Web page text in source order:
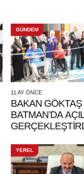
GÜNDEM
11 AY ÖNCE
BAKAN GÖKTAŞ
BATMAN’DA
YEREL